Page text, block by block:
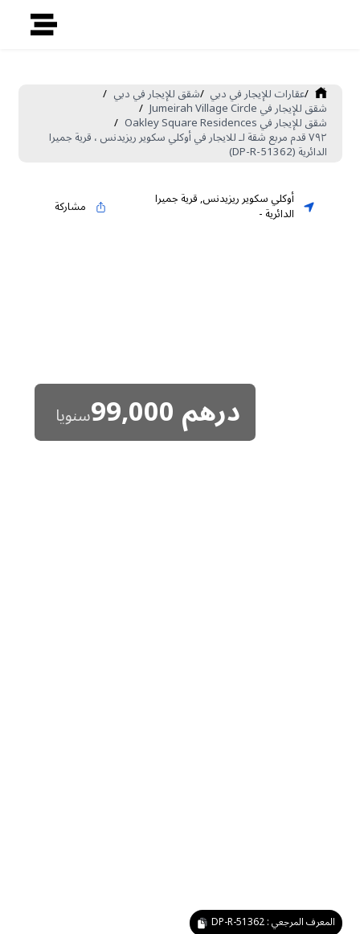
/عقارات للإيجار في دبي /شقق للإيجار في دبي /
شقق للإيجار في Jumeirah Village Circle /
شقق للإيجار في Oakley Square Residences /
٧٩٢ قدم مربع شقة لـ للايجار في أوكلي سكوير ريزيدنس ، قرية جميرا
الدائرية (DP-R-51362)
أوكلي سكوير ريزيدنس,قرية جميرا
الدائرية- مشاركة
درهم99,000سنويا
المعرف المرجعي :DP-R-51362